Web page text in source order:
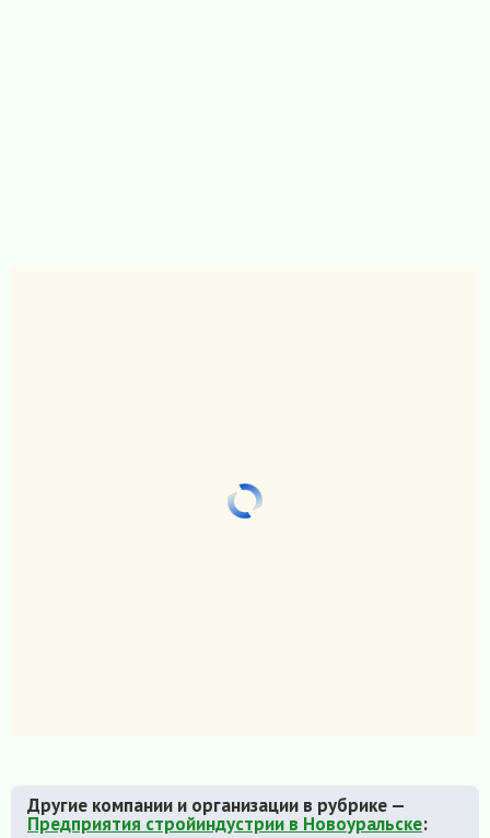
Другие компании и организации в рубрике —
Предприятия стройиндустрии в Новоуральске: